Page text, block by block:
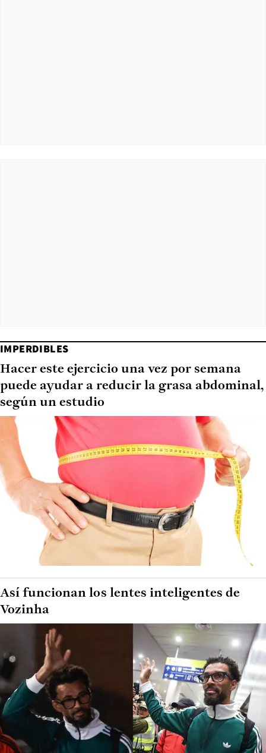
IMPERDIBLES
Hacer este ejercicio una vez por semana
puede ayudar a reducir la grasa abdominal,
según un estudio
Así funcionan los lentes inteligentes de
Vozinha